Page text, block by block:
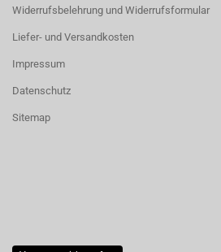
Widerrufsbelehrung und Widerrufsformular
Liefer- und Versandkosten
Impressum
Datenschutz
Sitemap